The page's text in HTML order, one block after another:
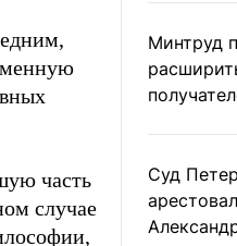
часть
случае
Минтруд
Суд